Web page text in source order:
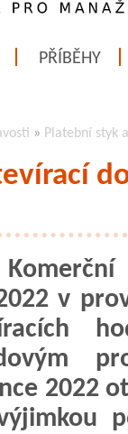
PŘÍBĚHY
» Platební styk
v
2022